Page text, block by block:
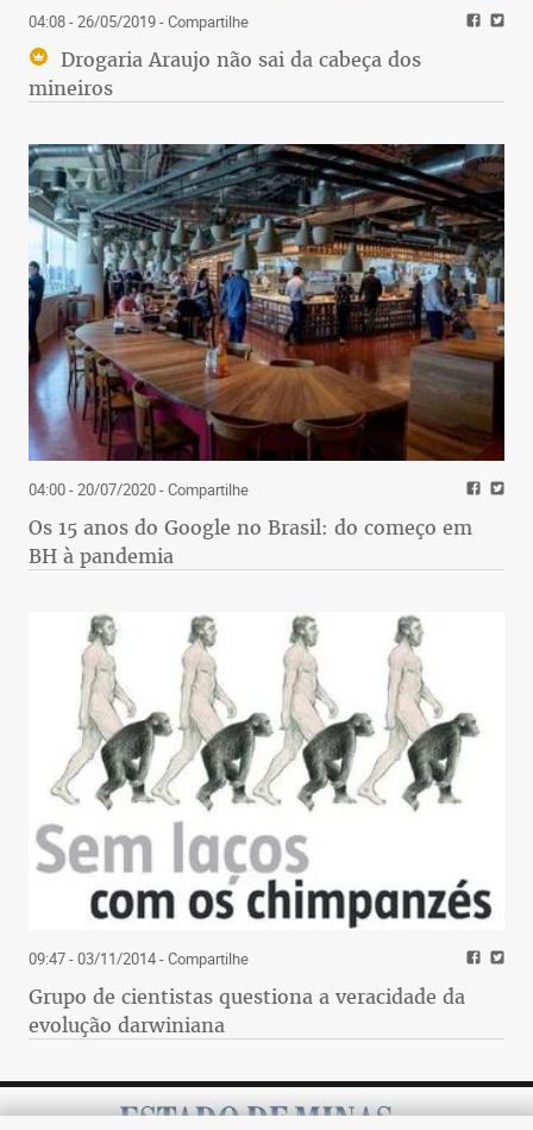
04:08 - 26/05/2019- Compartilhe
Drogaria Araujo não sai da cabeça dos
mineiros
04:00 - 20/07/2020- Compartilhe
Os 15 anos do Google no Brasil: do começo em
BH à pandemia
09:47 - 03/11/2014- Compartilhe
Grupo de cientistas questiona a veracidade da
evolução darwiniana